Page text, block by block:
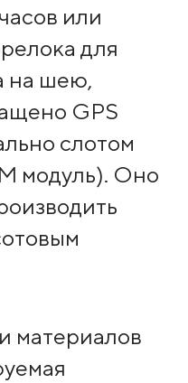
или
для
на шею,
GPS
слотом
модуль). Оно
материалов